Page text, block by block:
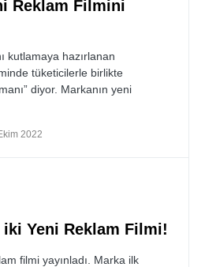
Reklam Filmini
kutlamaya hazırlanan
tüketicilerle birlikte
diyor. Markanın yeni
2022
iki Yeni Reklam Filmi!
filmi yayınladı. Marka ilk